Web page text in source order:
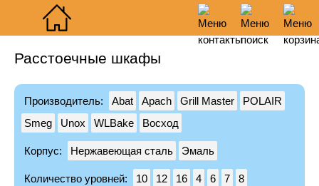
Режим работы
Москва: ул Кржижановского 2/21
+7 (495) 946-90-61
Санкт-Петербург: ул Карпатская 16
+7 (812) 240-17-29
Главное меню
О нас
Доставка и оплата
Сервис
Гарантия
Расстоечные шкафы
Производитель: Abat Apach Grill Master
POLAIR
Smeg
Unox WLBake Восход
Корпус: Нержавеющая сталь Эмаль
Количество уровней: 10 12 16 4 6 7 8